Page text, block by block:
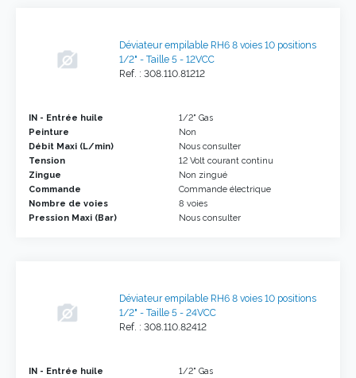
Déviateur empilable RH6 8 voies 10 positions
1/2" - Taille 5 - 12VCC
Ref. : 308.110.81212
IN - Entrée huile
1/2" Gas
Peinture
Non
Débit Maxi (L/min)
Nous consulter
Tension
12 Volt courant continu
Zingue
Non zingué
Commande
Commande électrique
Nombre de voies
8 voies
Pression Maxi (Bar)
Nous consulter
Déviateur empilable RH6 8 voies 10 positions
1/2" - Taille 5 - 24VCC
Ref. : 308.110.82412
IN - Entrée huile
1/2" Gas